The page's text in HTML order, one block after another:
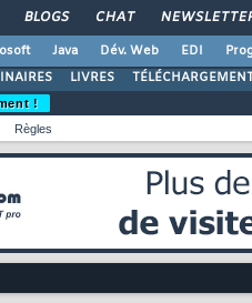
BLOGS CHAT
Java Dév. Web EDI
LIVRES
!
Règles